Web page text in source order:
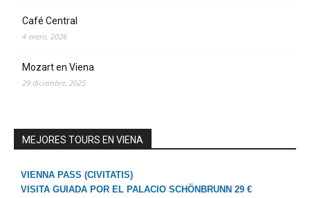
Café Central
4 enero, 2026
Mozart en Viena
29 diciembre, 2025
MEJORES TOURS EN VIENA
VIENNA PASS (CIVITATIS)
VISITA GUIADA POR EL PALACIO SCHÖNBRUNN 29 €